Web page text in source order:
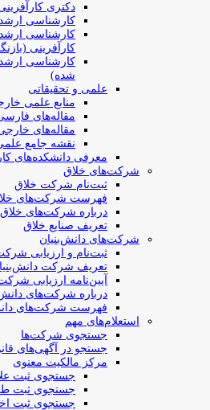
دکتری
کارشناسی ارشد
کارشناسی
کارآفرینی
کارشناسی
شده)
علمی و تحقیقاتی
منابع علمی
مقاله‌های
مقاله‌های
نقشه جامع
معرفی دانشکده‌های
شرکت‌های خلاق
ثبت‌نام شرکت خلاق
فهرست شرکت‌های
درباره شرکت‌های خلاق
تعریف صنایع خلاق
شرکت‌های دانش‌بنیان
ثبت‌نام و ارزیابی
تعریف شرکت
آیین‌نامه ارزیابی
درباره شرکت‌های
فهرست شرکت‌های
استعلام‌های مهم
جستجوی شرکت‌ها
جستجو در آگهی‌های
مرکز مالکیت معنوی
جستجوی ثبت
جستجوی ثبت
جستجوی ثبت